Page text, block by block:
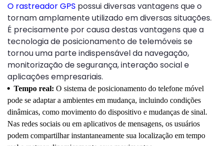
O rastreador GPS possui diversas vantagens que o
tornam amplamente utilizado em diversas situações.
É precisamente por causa destas vantagens que a
tecnologia de posicionamento de telemóveis se
tornou uma parte indispensável da navegação,
monitorização de segurança, interação social e
aplicações empresariais.
Tempo real: O sistema de posicionamento do telefone móvel
pode se adaptar a ambientes em mudança, incluindo condições
dinâmicas, como movimento do dispositivo e mudanças de sinal.
Nas redes sociais ou em aplicativos de mensagens, os usuários
podem compartilhar instantaneamente sua localização em tempo